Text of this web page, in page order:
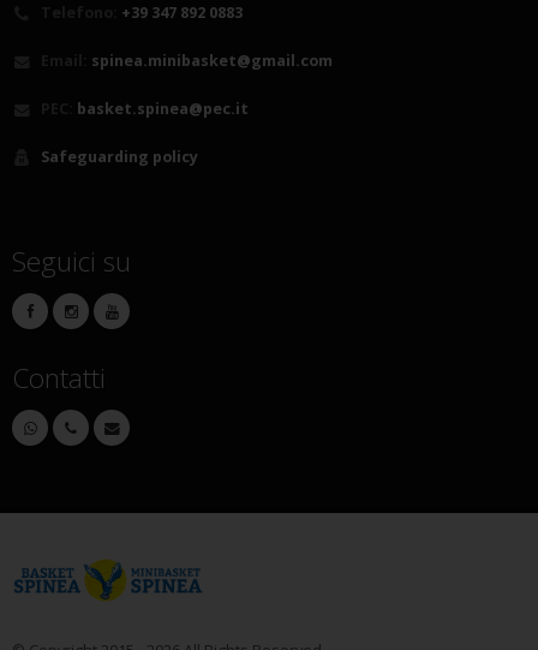
+39 347 892 0883
spinea.minibasket@gmail.com
basket.spinea@pec.it
Safeguarding policy
Seguici su
Contatti